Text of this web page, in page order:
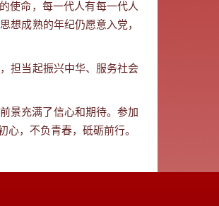
使命，每一代人有每一代人
想成熟的年纪仍愿意入党，
担当起振兴中华、服务社会
景充满了信心和期待。参加
，不负青春，砥砺前行。